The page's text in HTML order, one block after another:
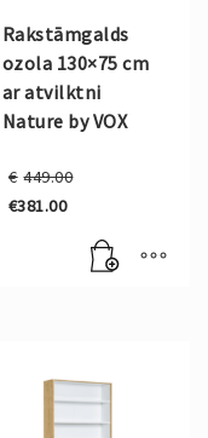
Rakstāmgalds
ozola 130×75 cm
ar atvilktni
Nature by VOX
€ 449.00
€449.00.
€381.00